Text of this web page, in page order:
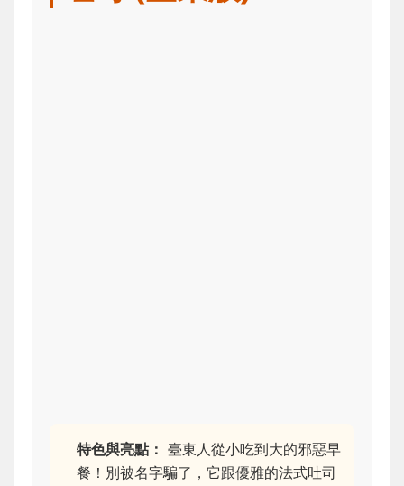
特色與亮點： 臺東人從小吃到大的邪惡早
餐！別被名字騙了，它跟優雅的法式吐司